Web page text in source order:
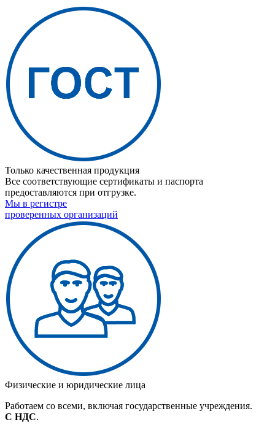
Только качественная продукция
Все соответствующие сертификаты и паспорта
предоставляются при отгрузке.
Мы в регистре
проверенных организаций
Физические и юридические лица
Работаем со всеми, включая государственные учреждения.
С НДС.